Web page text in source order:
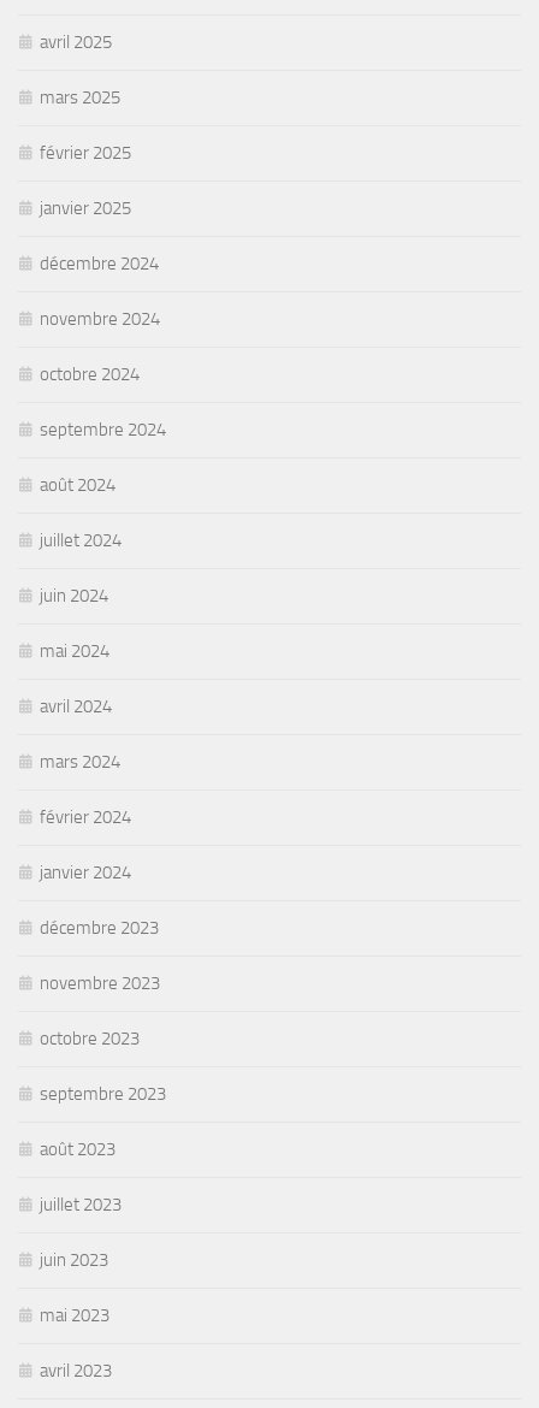
avril 2025
mars 2025
février 2025
janvier 2025
décembre 2024
novembre 2024
octobre 2024
septembre 2024
août 2024
juillet 2024
juin 2024
mai 2024
avril 2024
mars 2024
février 2024
janvier 2024
décembre 2023
novembre 2023
octobre 2023
septembre 2023
août 2023
juillet 2023
juin 2023
mai 2023
avril 2023